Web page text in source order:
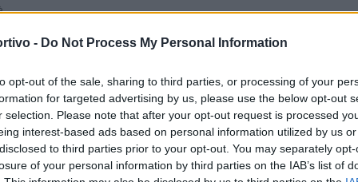
- Do Not Process My Personal Information
opt-out of the sale, sharing to third parties, or processing of your
for targeted advertising by us, please use the below opt-out
selection. Please note that after your opt-out request is processed
interest-based ads based on personal information utilized by us
to third parties prior to your opt-out. You may separately
of your personal information by third parties on the IAB’s list of
matricola di Promozione dell'ex Emiliano Frau. Dieci reti
Frau nel primo tempo mentre nella ripresa si scatenano l’ex
tripletta, in gol anche Mario Fadda. Domenica 26 c'è il derby di
tecnico Guglielmo Bacci ha fatto disputare una partitella in